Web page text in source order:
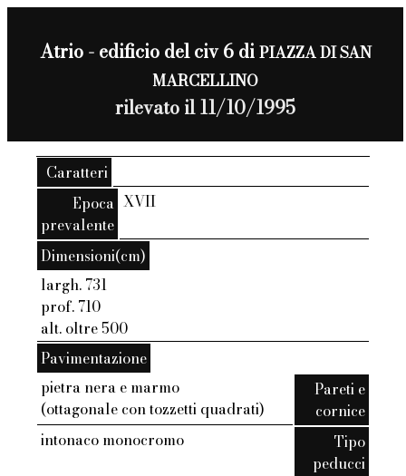
Atrio - edificio del civ 6 diPIAZZA DI SAN
MARCELLINO
rilevato il 11/10/1995
Caratteri
Epoca
prevalente
XVII
Dimensioni(cm)
largh. 731
prof. 710
alt. oltre 500
Pavimentazione
pietra nera e marmo
(ottagonale con tozzetti quadrati)
Pareti e
cornice
intonaco monocromo
Tipo
peducci